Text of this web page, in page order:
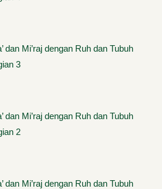
dan Mi’raj dengan Ruh dan Tubuh
3
dan Mi’raj dengan Ruh dan Tubuh
2
dan Mi’raj dengan Ruh dan Tubuh